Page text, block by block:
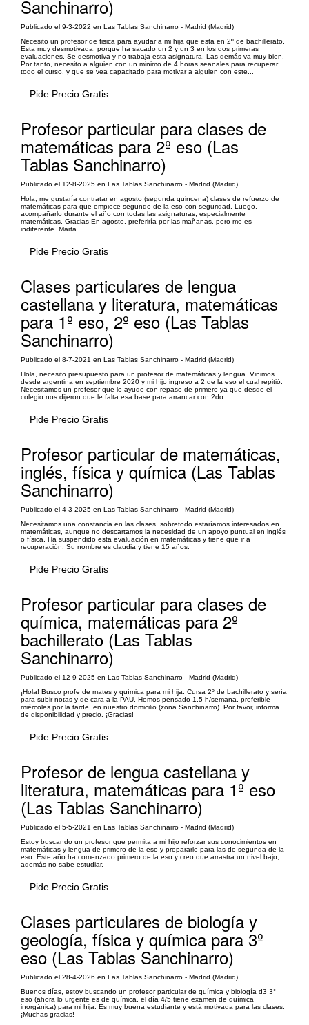
Sanchinarro)
Publicado el 9-3-2022 en Las Tablas Sanchinarro - Madrid (Madrid)
Necesito un profesor de fisica para ayudar a mi hija que esta en 2º de bachillerato.
Esta muy desmotivada, porque ha sacado un 2 y un 3 en los dos primeras
evaluaciones. Se desmotiva y no trabaja esta asignatura. Las demás va muy bien.
Por tanto, necesito a alguien con un minimo de 4 horas seanales para recuperar
todo el curso, y que se vea capacitado para motivar a alguien con este...
Pide Precio Gratis
Profesor particular para clases de
matemáticas para 2º eso (Las
Tablas Sanchinarro)
Publicado el 12-8-2025 en Las Tablas Sanchinarro - Madrid (Madrid)
Hola, me gustaría contratar en agosto (segunda quincena) clases de refuerzo de
matemáticas para que empiece segundo de la eso con seguridad. Luego,
acompañarlo durante el año con todas las asignaturas, especialmente
matemáticas. Gracias En agosto, preferiría por las mañanas, pero me es
indiferente. Marta
Pide Precio Gratis
Clases particulares de lengua
castellana y literatura, matemáticas
para 1º eso, 2º eso (Las Tablas
Sanchinarro)
Publicado el 8-7-2021 en Las Tablas Sanchinarro - Madrid (Madrid)
Hola, necesito presupuesto para un profesor de matemáticas y lengua. Vinimos
desde argentina en septiembre 2020 y mi hijo ingreso a 2 de la eso el cual repitió.
Necesitamos un profesor que lo ayude con repaso de primero ya que desde el
colegio nos dijeron que le falta esa base para arrancar con 2do.
Pide Precio Gratis
Profesor particular de matemáticas,
inglés, física y química (Las Tablas
Sanchinarro)
Publicado el 4-3-2025 en Las Tablas Sanchinarro - Madrid (Madrid)
Necesitamos una constancia en las clases, sobretodo estaríamos interesados en
matemáticas, aunque no descartamos la necesidad de un apoyo puntual en inglés
o física. Ha suspendido esta evaluación en matemáticas y tiene que ir a
recuperación. Su nombre es claudia y tiene 15 años.
Pide Precio Gratis
Profesor particular para clases de
química, matemáticas para 2º
bachillerato (Las Tablas
Sanchinarro)
Publicado el 12-9-2025 en Las Tablas Sanchinarro - Madrid (Madrid)
¡Hola! Busco profe de mates y química para mi hija. Cursa 2º de bachillerato y sería
para subir notas y de cara a la PAU. Hemos pensado 1,5 h/semana, preferible
miércoles por la tarde, en nuestro domicilio (zona Sanchinarro). Por favor, informa
de disponibilidad y precio. ¡Gracias!
Pide Precio Gratis
Profesor de lengua castellana y
literatura, matemáticas para 1º eso
(Las Tablas Sanchinarro)
Publicado el 5-5-2021 en Las Tablas Sanchinarro - Madrid (Madrid)
Estoy buscando un profesor que permita a mi hijo reforzar sus conocimientos en
matemáticas y lengua de primero de la eso y prepararle para las de segunda de la
eso. Este año ha comenzado primero de la eso y creo que arrastra un nivel bajo,
además no sabe estudiar.
Pide Precio Gratis
Clases particulares de biología y
geología, física y química para 3º
eso (Las Tablas Sanchinarro)
Publicado el 28-4-2026 en Las Tablas Sanchinarro - Madrid (Madrid)
Buenos días, estoy buscando un profesor particular de química y biología d3 3°
eso (ahora lo urgente es de química, el día 4/5 tiene examen de química
inorgánica) para mi hija. Es muy buena estudiante y está motivada para las clases.
¡Muchas gracias!